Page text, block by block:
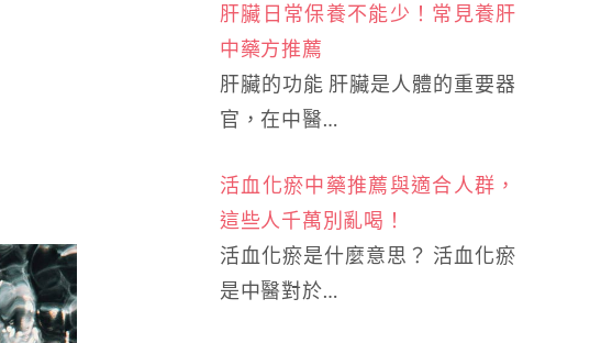
肝臟日常保養不能少！常見養肝
中藥方推薦
肝臟的功能 肝臟是人體的重要器
官，在中醫…
活血化瘀中藥推薦與適合人群，
這些人千萬別亂喝！
活血化瘀是什麼意思？ 活血化瘀
是中醫對於…